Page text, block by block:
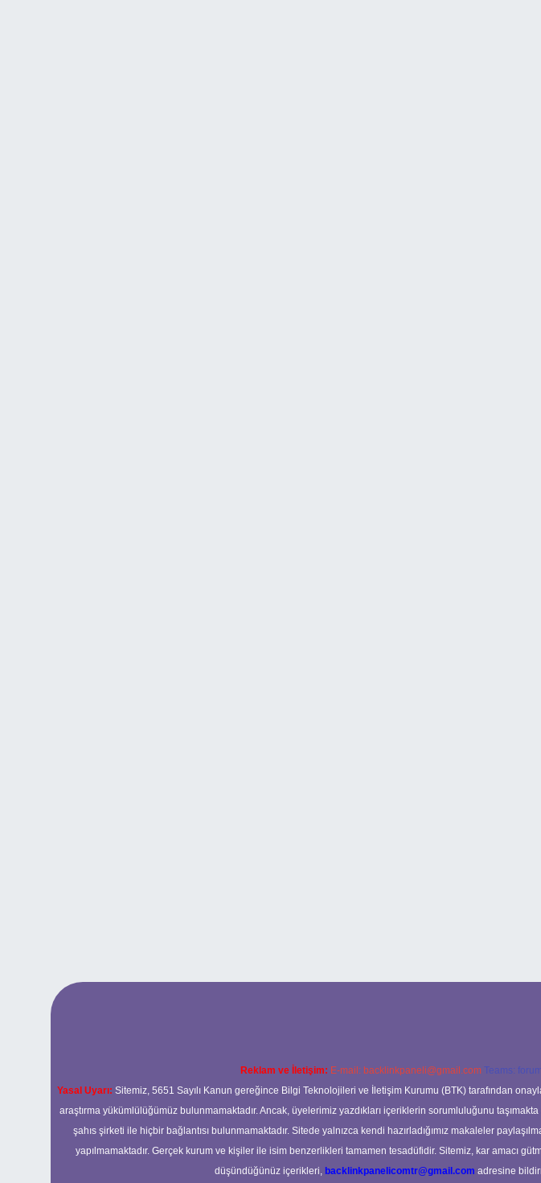
Reklam ve İletişim: E-mail: backlinkpaneli@gmail.com Teams:
Yasal Uyarı: Sitemiz, 5651 Sayılı Kanun gereğince Bilgi Teknolojileri ve İletişim Kurumu (BTK) tarafından
araştırma yükümlülüğümüz bulunmamaktadır. Ancak, üyelerimiz yazdıkları içeriklerin sorumluluğunu
şahıs şirketi ile hiçbir bağlantısı bulunmamaktadır. Sitede yalnızca kendi hazırladığımız makaleler
yapılmamaktadır. Gerçek kurum ve kişiler ile isim benzerlikleri tamamen tesadüfidir. Sitemiz, kar amacı
düşündüğünüz içerikleri, backlinkpanelicomtr@gmail.com adresine